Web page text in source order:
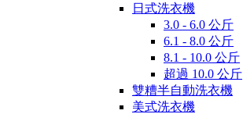
日式洗衣機
3.0 - 6.0 公斤
6.1 - 8.0 公斤
8.1 - 10.0 公斤
超過 10.0 公斤
雙糟半自動洗衣機
美式洗衣機